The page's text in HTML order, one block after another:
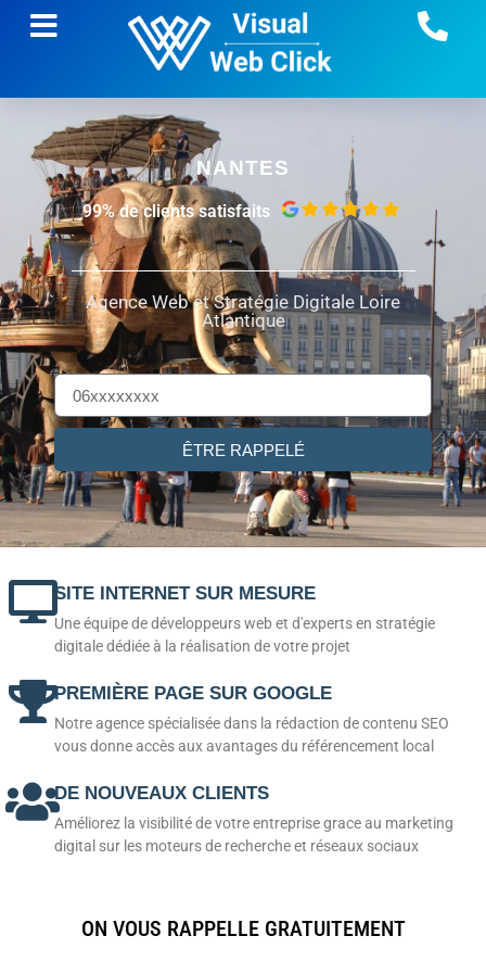
NANTES
99% de clients satisfaits
Agence Web et Stratégie Digitale Loire
Atlantique
ÊTRE RAPPELÉ
SITE INTERNET SUR MESURE
Une équipe de développeurs web et d'experts en stratégie
digitale dédiée à la réalisation de votre projet
PREMIÈRE PAGE SUR GOOGLE
Notre agence spécialisée dans la rédaction de contenu SEO
vous donne accès aux avantages du référencement local
DE NOUVEAUX CLIENTS
Améliorez la visibilité de votre entreprise grace au marketing
digital sur les moteurs de recherche et réseaux sociaux
ON VOUS RAPPELLE GRATUITEMENT